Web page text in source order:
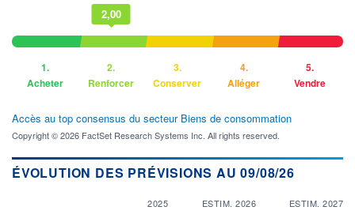
1.
Acheter
2,00
2.
Renforcer
3.
Conserver
4.
Alléger
5.
Vendre
Accès au top consensus du secteur Biens de consommation
Copyright © 2026 FactSet Research Systems Inc. All rights reserved.
ÉVOLUTION DES PRÉVISIONS AU 09/08/26
2025 ESTIM. 2026 ESTIM. 2027